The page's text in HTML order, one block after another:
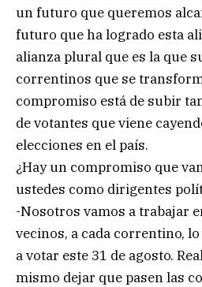
un futuro que queremos
futuro que ha logrado esta
alianza plural que es la que
correntinos que se
compromiso está de subir
de votantes que viene
elecciones en el país.
¿Hay un compromiso que
ustedes como dirigentes
-Nosotros vamos a trabajar
vecinos, a cada correntino,
a votar este 31 de agosto.
mismo dejar que pasen las